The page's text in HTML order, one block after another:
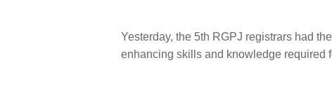
Yesterday, the 5th RGPJ registrars had
enhancing skills and knowledge required